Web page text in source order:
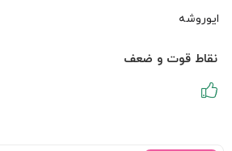
ایوروشه
نقاط قوت و ضعف